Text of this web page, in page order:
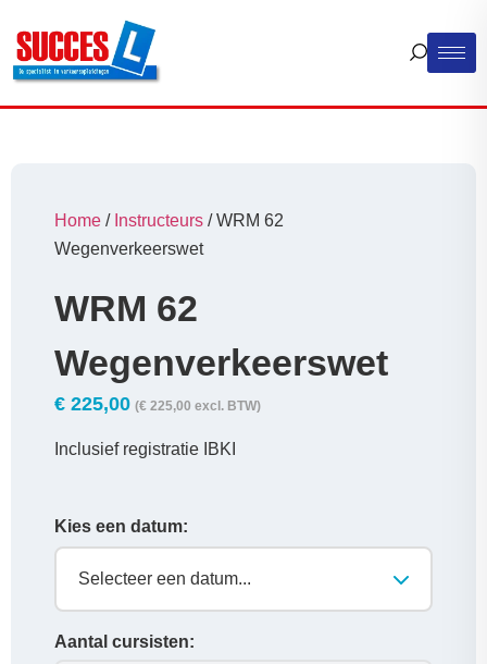
Home / Instructeurs / WRM 62
Wegenverkeerswet
WRM 62
Wegenverkeerswet
€ 225,00 (€ 225,00 excl. BTW)
Inclusief registratie IBKI
Kies een datum:
Selecteer een datum...
Aantal cursisten: